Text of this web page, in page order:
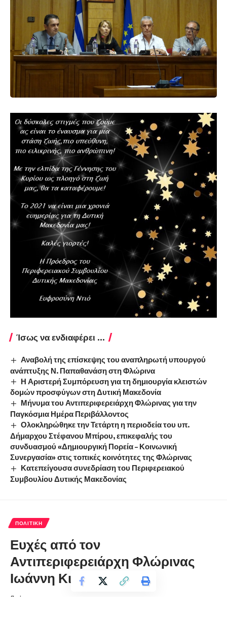
Ίσως να ενδιαφέρει ...
Αναβολή της επίσκεψης του αναπληρωτή υπουργού
ανάπτυξης Ν. Παπαθανάση στη Φλώρινα
Η Αριστερή Συμπόρευση για τη δημιουργία κλειστών
δομών προσφύγων στη Δυτική Μακεδονία
Μήνυμα του Αντιπεριφερειάρχη Φλώρινας για την
Παγκόσμια Ημέρα Περιβάλλοντος
Ολοκληρώθηκε την Τετάρτη η περιοδεία του υπ.
Δήμαρχου Στέφανου Μπίρου, επικεφαλής του
συνδυασμού «Δημιουργική Πορεία – Κοινωνική
Συνεργασία» στις τοπικές κοινότητες της Φλώρινας
Κατεπείγουσα συνεδρίαση του Περιφερειακού
Συμβουλίου Δυτικής Μακεδονίας
ΠΟΛΙΤΙΚΉ
Ευχές από τον
Αντιπεριφερειάρχη Φλώρινας
Ιωάννη Κιοσέ
florinapress.gr